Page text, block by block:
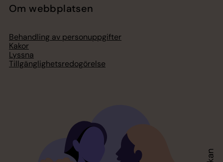
Om webbplatsen
Behandling av personuppgifter
Kakor
Lyssna
Tillgänglighetsredogörelse